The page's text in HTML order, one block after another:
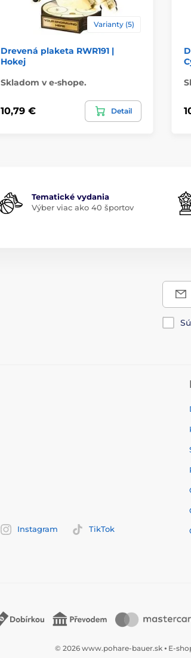
Varianty (5)
Drevená plaketa RWR191 |
Hokej
Skladom v e-shope.
10,79 € Detail
Tematické vydania
Výber viac ako 40 športov
Instagram
TikTok
© 2026 www.pohare-bauer.sk ⦁ E-